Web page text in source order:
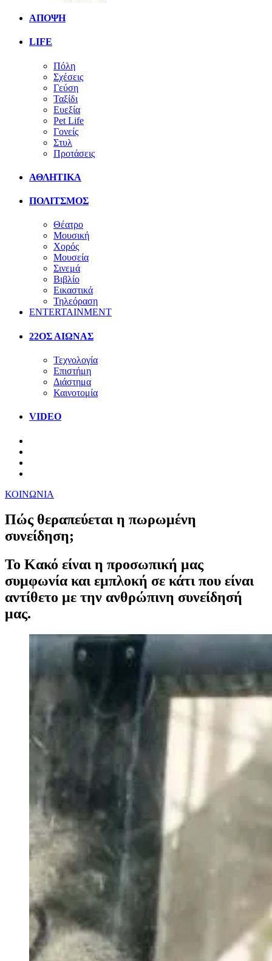
ΑΠΟΨΗ
LIFE
Πόλη
Σχέσεις
Γεύση
Ταξίδι
Ευεξία
Pet Life
Γονείς
Στυλ
Προτάσεις
ΑΘΛΗΤΙΚΑ
ΠΟΛΙΤΣΜΟΣ
Θέατρο
Μουσική
Χορός
Μουσεία
Σινεμά
Βιβλίο
Εικαστικά
Τηλεόραση
ENTERTAINMENT
22ΟΣ ΑΙΩΝΑΣ
Τεχνολογία
Επιστήμη
Διάστημα
Καινοτομία
VIDEO
ΚΟΙΝΩΝΙΑ
Πώς θεραπεύεται η πωρωμένη
συνείδηση;
Το Κακό είναι η προσωπική μας
συμφωνία και εμπλοκή σε κάτι που είναι
αντίθετο με την ανθρώπινη συνείδησή
μας.